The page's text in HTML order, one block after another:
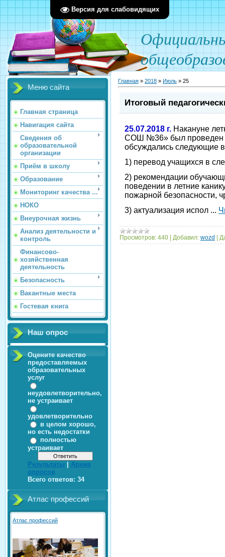
Версия для слабовидящих
Официал
Меню сайта
Главная страница
Навигация сайта
Сведения об
образовательной
организации
Приём в школу
Образование
Мониторинг качества ...
НОКО
Внеурочная жизнь
Анализ деятельности и
контроль
Финансово-
хозяйственная
деятельность
Безопасность
Вакантные места
Гостевая книга
Наш опрос
Оцените качество
предоставляемых
образовательных
услуг
неудовлетворительно,
не устраивает
удовлетворительно
в целом хорошо,
но есть недостатки
полностью
устраивает
Результаты
Архив
опросов
Всего ответов: 34
Атлас профессий
Атлас профессий
Главная » 2018 » Июль » 25
Итоговый
25.07.2018 г. Накануне
СОШ №36» был проведен
обсуждались следующие
1) перевод учащихся в
2) рекомендации
поведении в летние
пожарной безопасности,
3) актуализация испол ...
Просмотров: 440 | Добавил: wozd |